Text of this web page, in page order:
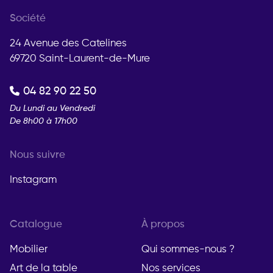
Société
24 Avenue des Catelines
69720 Saint-Laurent-de-Mure
04 82 90 22 50
Du Lundi au Vendredi
De 8h00 à 17h00
Nous suivre
Instagram
Catalogue
Mobilier
Art de la table
À propos
Qui sommes-nous ?
Nos services